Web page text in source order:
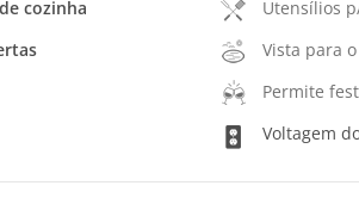
cozinha
Utensílios
Vista para
Permite
Voltagem